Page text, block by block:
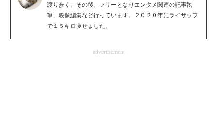
エネルギーの専門メディア
ちょっと気になるネットの話題
渡り歩く。その後、フリーとなりエンタメ関連の記事執
筆、映像編集など行っています。２０２０年にライザップ
で１５キロ痩せました。
advertisement